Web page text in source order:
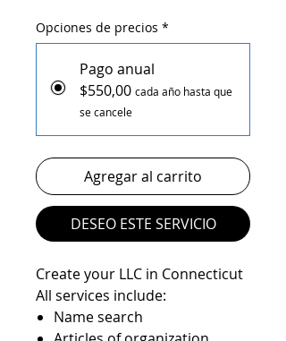
Opciones de precios *
Pago anual
$550,00 cada año hasta que
se cancele
Agregar al carrito
DESEO ESTE SERVICIO
Create your LLC in Connecticut
All services include:
Name search